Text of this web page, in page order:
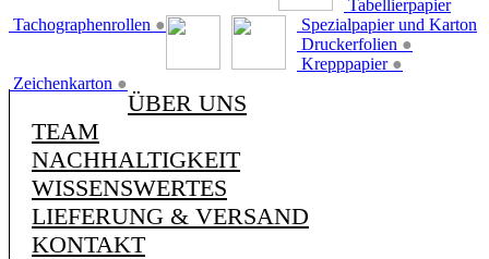
Tachographenrollen ●
Tabellierpapier
Spezialpapier und Karton
Druckerfolien ●
Krepppapier ●
Zeichenkarton ●
ÜBER UNS
TEAM
NACHHALTIGKEIT
WISSENSWERTES
LIEFERUNG & VERSAND
KONTAKT